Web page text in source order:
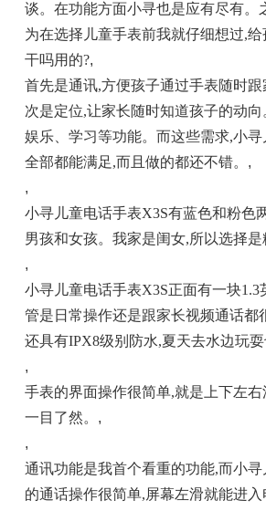
谈。在功能方面小寻也是应有尽有。
为在选择儿童手表前我就仔细想过,
干吗用的?,
首先是通讯,方便孩子通过手表随时
次是定位,让家长随时知道孩子的动向
娱乐、学习等功能。而这些需求,小
全部都能满足,而且做的都还不错。 ,
,
小寻儿童电话手表X3S有蓝色和粉色
男孩和女孩。我家是闺女,所以选择是
,
小寻儿童电话手表X3S正面有一块1.3
管是日常操作还是跟家长视频通话都
还具有IPX8级别防水,夏天去水边玩耍
,
手表的界面操作很简单,就是上下左
一目了然。 ,
,
通讯功能是我首个看重的功能,而小
的通话操作很简单,屏幕左滑就能进